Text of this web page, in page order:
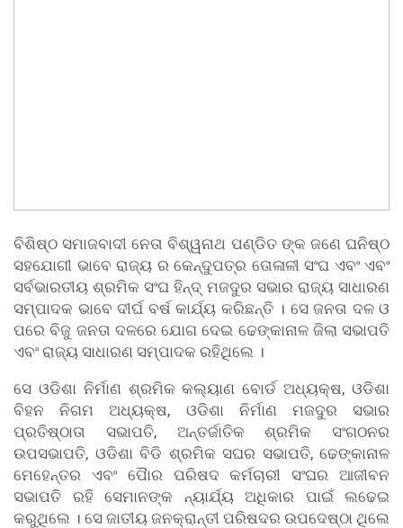
ବିଶିଷ୍ଠ ସମାଜବାଦୀ ନେତା ବିଶ୍ୱନାଥ ପଣ୍ଡିତ ଙ୍କ ଜଣେ ଘନିଷ୍ଠ
ସହଯୋଗୀ ଭାବେ ରାଜ୍ୟ ର କେନ୍ଦୁପତ୍ର ତୋଳାଳୀ ସଂଘ ଏବଂ ଏବଂ
ସର୍ବଭାରତୀୟ ଶ୍ରମିକ ସଂଘ ହିନ୍ଦ୍ ମଜଦୁର ସଭାର ରାଜ୍ୟ ସାଧାରଣ
ସମ୍ପାଦକ ଭାବେ ଦୀର୍ଘ ବର୍ଷ କାର୍ଯ୍ୟ କରିଛନ୍ତି । ସେ ଜନତା ଦଳ ଓ
ପରେ ବିଜୁ ଜନତା ଦଳରେ ଯୋଗ ଦେଇ ଢେଙ୍କାନାଳ ଜିଲା ସଭାପତି
ଏବଂ ରାଜ୍ୟ ସାଧାରଣ ସମ୍ପାଦକ ରହିଥିଲେ ।
ସେ ଓଡିଶା ନିର୍ମାଣ ଶ୍ରମିକ କଲ୍ୟାଣ ବୋର୍ଡ ଅଧ୍ୟକ୍ଷ, ଓଡିଶା
ବିହନ ନିଗମ ଅଧ୍ୟକ୍ଷ, ଓଡିଶା ନିର୍ମାଣ ମଜଦୁର ସଭାର
ପ୍ରତିଷ୍ଠାତା ସଭାପତି, ଅନ୍ତର୍ଜାତିକ ଶ୍ରମିକ ସଂଗଠନର
ଉପସଭାପତି, ଓଡିଶା ବିଡି ଶ୍ରମିକ ସଘର ସଭାପତି, ଢେଙ୍କାନାଳ
ମେହେନ୍ତର ଏବଂ ପୈାର ପରିଷଦ କର୍ମଚାରୀ ସଂଘର ଆଜୀବନ
ସଭାପତି ରହି ସେମାନଙ୍କ ନ୍ୟାର୍ଯ୍ୟ ଅଧିକାର ପାଇଁ ଲଢେଇ
କରୁଥିଲେ । ସେ ଜାତୀୟ ଜନକ୍ରାନ୍ତୀ ପରିଷଦର ଉପଦେଷ୍ଠା ଥିଲେ